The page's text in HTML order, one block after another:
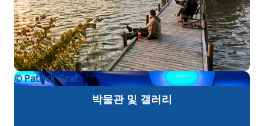
© Patrick Graf
박물관 및 갤러리